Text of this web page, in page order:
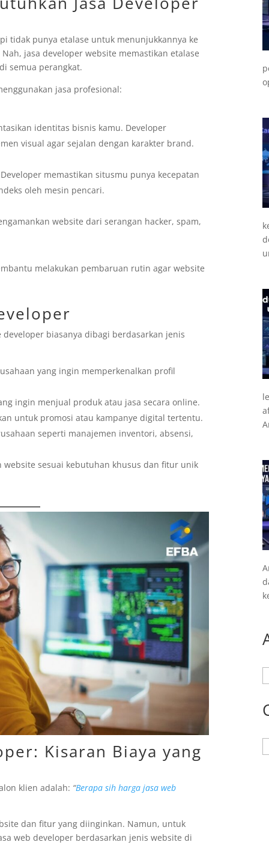
tidak punya etalase untuk menunjukkannya ke
jasa developer website memastikan etalase
semua perangkat.
jasa profesional:
identitas bisnis kamu. Developer
visual agar sejalan dengan karakter brand.
memastikan situsmu punya kecepatan
oleh mesin pencari.
website dari serangan hacker, spam,
melakukan pembaruan rutin agar website
biasanya dibagi berdasarkan jenis
yang ingin memperkenalkan profil
ingin menjual produk atau jasa secara online.
untuk promosi atau kampanye digital tertentu.
seperti manajemen inventori, absensi,
website sesuai kebutuhan khusus dan fitur unik
Kisaran Biaya yang
klien adalah: “Berapa sih harga jasa web
dan fitur yang diinginkan. Namun, untuk
web developer berdasarkan jenis website di